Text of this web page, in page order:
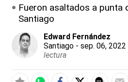
Fueron asaltados a punta
Santiago
Edward Fernández
Santiago - sep. 06, 2022
lectura